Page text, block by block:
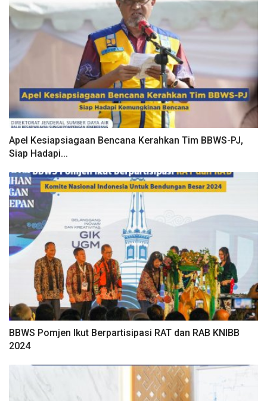
Apel Kesiapsiagaan Bencana Kerahkan Tim BBWS-PJ,
Siap Hadapi...
BBWS Pomjen Ikut Berpartisipasi RAT dan RAB KNIBB
2024